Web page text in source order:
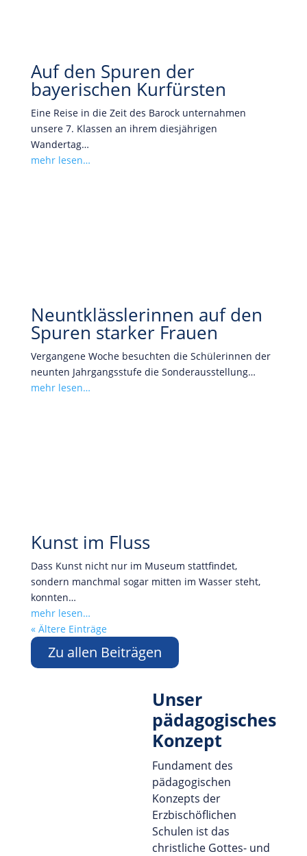
Auf den Spuren der
bayerischen Kurfürsten
Eine Reise in die Zeit des Barock unternahmen
unsere 7. Klassen an ihrem diesjährigen
Wandertag…
mehr lesen…
Neuntklässlerinnen auf den
Spuren starker Frauen
Vergangene Woche besuchten die Schülerinnen der
neunten Jahrgangsstufe die Sonderausstellung…
mehr lesen…
Kunst im Fluss
Dass Kunst nicht nur im Museum stattfindet,
sondern manchmal sogar mitten im Wasser steht,
konnten…
mehr lesen…
« Ältere Einträge
Zu allen Beiträgen
Unser
pädagogisches
Konzept
Fundament des
pädagogischen
Konzepts der
Erzbischöflichen
Schulen ist das
christliche Gottes- und